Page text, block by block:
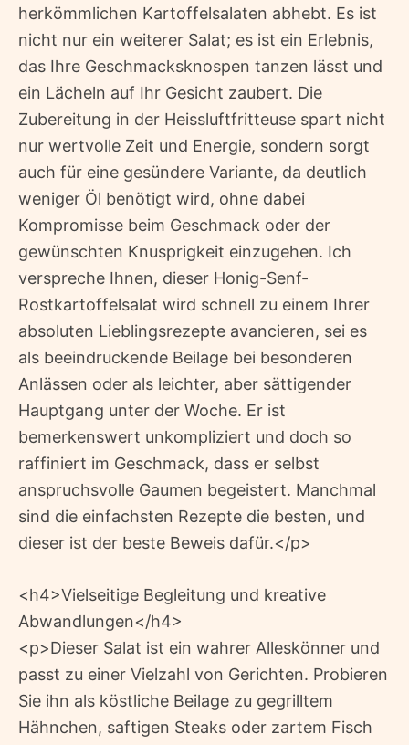
herkömmlichen Kartoffelsalaten abhebt. Es ist
nicht nur ein weiterer Salat; es ist ein Erlebnis,
das Ihre Geschmacksknospen tanzen lässt und
ein Lächeln auf Ihr Gesicht zaubert. Die
Zubereitung in der Heissluftfritteuse spart nicht
nur wertvolle Zeit und Energie, sondern sorgt
auch für eine gesündere Variante, da deutlich
weniger Öl benötigt wird, ohne dabei
Kompromisse beim Geschmack oder der
gewünschten Knusprigkeit einzugehen. Ich
verspreche Ihnen, dieser Honig-Senf-
Rostkartoffelsalat wird schnell zu einem Ihrer
absoluten Lieblingsrezepte avancieren, sei es
als beeindruckende Beilage bei besonderen
Anlässen oder als leichter, aber sättigender
Hauptgang unter der Woche. Er ist
bemerkenswert unkompliziert und doch so
raffiniert im Geschmack, dass er selbst
anspruchsvolle Gaumen begeistert. Manchmal
sind die einfachsten Rezepte die besten, und
dieser ist der beste Beweis dafür.</p>
<h4>Vielseitige Begleitung und kreative
Abwandlungen</h4>
<p>Dieser Salat ist ein wahrer Alleskönner und
passt zu einer Vielzahl von Gerichten. Probieren
Sie ihn als köstliche Beilage zu gegrilltem
Hähnchen, saftigen Steaks oder zartem Fisch